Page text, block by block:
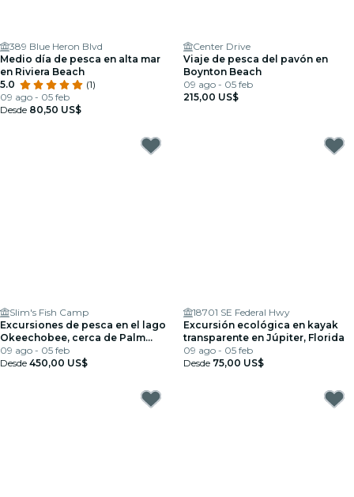
389 Blue Heron Blvd
Medio día de pesca en alta mar
en Riviera Beach
5.0
(1)
09 ago - 05 feb
Desde 80,50 US$
Center Drive
Viaje de pesca del pavón en
Boynton Beach
09 ago - 05 feb
215,00 US$
Slim's Fish Camp
Excursiones de pesca en el lago
Okeechobee, cerca de Palm
Beach, Florida
09 ago - 05 feb
Desde 450,00 US$
18701 SE Federal Hwy
Excursión ecológica en kayak
transparente en Júpiter, Florida
09 ago - 05 feb
Desde 75,00 US$